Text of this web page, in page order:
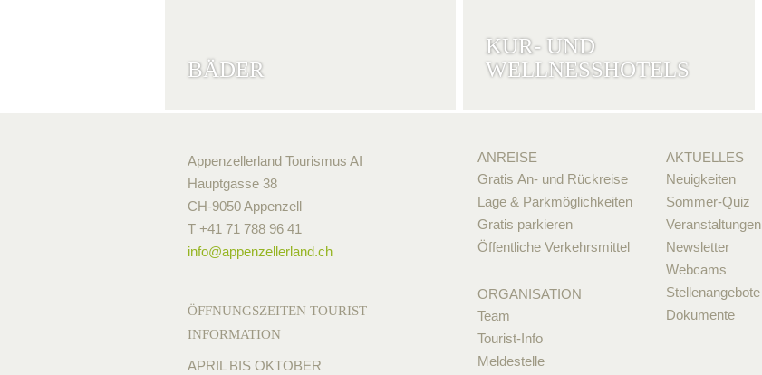
BÄDER
KUR- UND
WELLNESSHOTELS
Appenzellerland Tourismus AI
Hauptgasse 38
CH-9050 Appenzell
T +41 71 788 96 41
info@appenzellerland.ch
ÖFFNUNGSZEITEN TOURIST
INFORMATION
APRIL BIS OKTOBER
ANREISE
Gratis An- und Rückreise
Lage & Parkmöglichkeiten
Gratis parkieren
Öffentliche Verkehrsmittel
ORGANISATION
Team
Tourist-Info
Meldestelle
AKTUELLES
Neuigkeiten
Sommer-Quiz
Veranstaltungen
Newsletter
Webcams
Stellenangebote
Dokumente